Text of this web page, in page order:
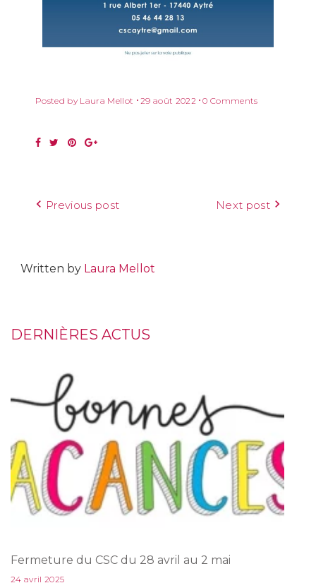
Posted by Laura Mellot 29 août 2022 0 Comments
Previous post Next post
Written by Laura Mellot
DERNIÈRES ACTUS
Fermeture du CSC du 28 avril au 2 mai
24 avril 2025